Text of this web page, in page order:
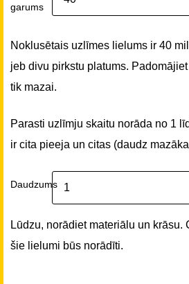
garums
Noklusētais uzlīmes lielums ir 40
jeb divu pirkstu platums.
tik mazai.
Parasti uzlīmju skaitu norāda no 1
ir cita pieeja un citas (daudz
Daudzums
Lūdzu, norādiet materiālu un krāsu.
šie lielumi būs norādīti.